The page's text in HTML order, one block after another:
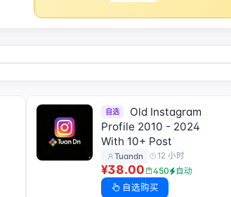
自选
Old Instagram
Profile 2010 - 2024
With 10+ Post
Tuandn 12 小时
¥38.00 450 自动
自选购买